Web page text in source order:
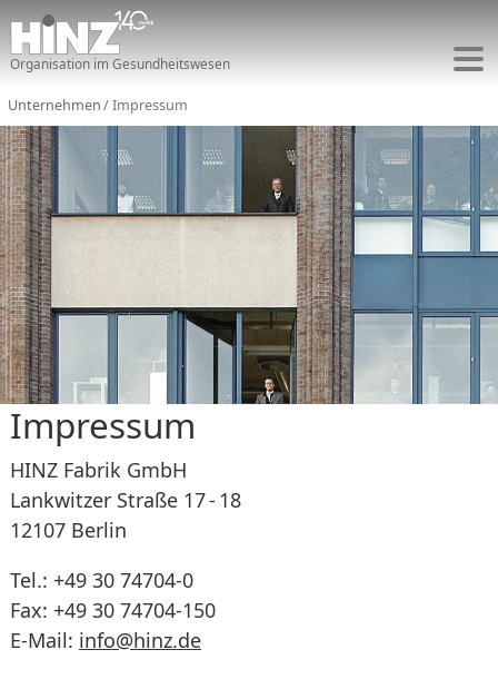
Organisation im Gesundheitswesen
Unternehmen Impressum
Impressum
HINZ Fabrik GmbH
Lankwitzer Straße 17 - 18
12107 Berlin
Tel.: +49 30 74704-0
Fax: +49 30 74704-150
E-Mail: info@hinz.de